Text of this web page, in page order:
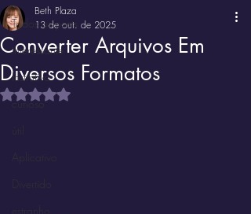
Todos os posts
interessante
Instrutivo
curioso
Converter Arquivos Em
Diversos Formatos
Beth Plaza
13 de out. de 2025
Avaliado com NaN de 5 estrelas.